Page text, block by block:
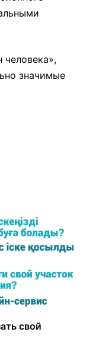
человека»,
значимые
свой